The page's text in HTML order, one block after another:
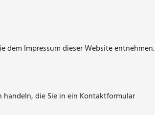
dem Impressum dieser Website entnehmen.
handeln, die Sie in ein Kontaktformular